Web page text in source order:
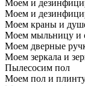
Моем и
Моем и
Моем краны и
Моем мыльницу и
Моем дверные
Моем зеркала и
Пылесосим пол
Моем пол и